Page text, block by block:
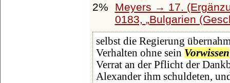
2%
Meyers → 17.
0183,
Bulgarien
selbst die Regierung
Verhalten ohne sein Vorwissen
Verrat an der Pflicht der
Alexander ihm schuldeten,